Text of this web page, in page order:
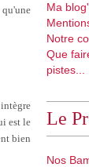
est le
bien
Ma
Notre
Que
pistes...
Le
Nos